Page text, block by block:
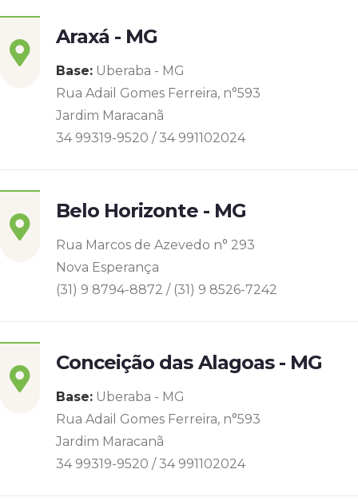
Araxá - MG
Base: Uberaba - MG
Rua Adail Gomes Ferreira, n°593
Jardim Maracanã
34 99319-9520 / 34 991102024
Belo Horizonte - MG
Rua Marcos de Azevedo n° 293
Nova Esperança
(31) 9 8794-8872 / (31) 9 8526-7242
Conceição das Alagoas - MG
Base: Uberaba - MG
Rua Adail Gomes Ferreira, n°593
Jardim Maracanã
34 99319-9520 / 34 991102024